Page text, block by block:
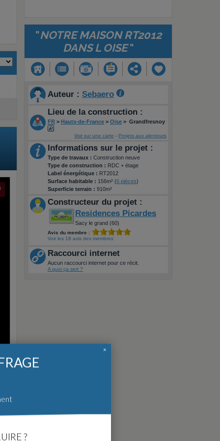
"NOTRE MAISON RT2012
DANS L OISE"
Auteur : Sebaero
Lieu de la construction :
FR > Hauts-de-France > Oise > Grandfresnoy
Voir sur une carte - Projets aux alentours
Informations sur le projet :
Type de travaux : Construction neuve
Type de construction : RDC + étage
Label énergétique : RT2012
Surface habitable : 156m² (6 pièces)
Superficie terrain : 910m²
Constructeur du projet :
Residences Picardes
Sacy le grand (60)
Avis du membre :
Voir les 18 avis des membres
Raccourci internet
Aucun raccourci internet pour ce récit.
A quoi ça sert ?
?
×